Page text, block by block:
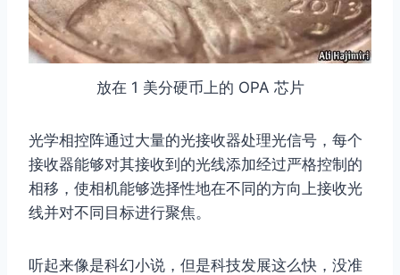
放在 1 美分硬币上的 OPA 芯片
光学相控阵通过大量的光接收器处理光信号，每个
接收器能够对其接收到的光线添加经过严格控制的
相移，使相机能够选择性地在不同的方向上接收光
线并对不同目标进行聚焦。
听起来像是科幻小说，但是科技发展这么快，没准